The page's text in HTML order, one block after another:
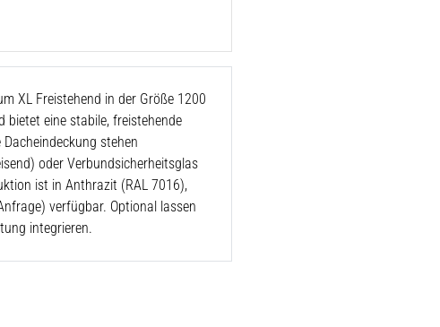
XL Freistehend in der Größe 1200
bietet eine stabile, freistehende
stehen
oder Verbundsicherheitsglas
ist in Anthrazit (RAL 7016),
verfügbar. Optional lassen
integrieren.